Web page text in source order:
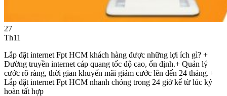
27
Th11
Lắp đặt internet Fpt HCM khách hàng được những lợi ích gì? +
Đường truyền internet cáp quang tốc độ cao, ổn định.+ Quản lý
cước rõ ràng, thời gian khuyến mãi giảm cước lên đến 24 tháng.+
Lắp đặt internet Fpt HCM nhanh chóng trong 24 giờ kể từ lúc ký
hoàn tất hợp